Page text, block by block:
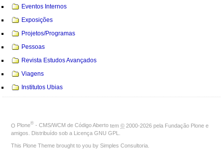
Eventos Internos
Exposições
Projetos/Programas
Pessoas
Revista Estudos Avançados
Viagens
Institutos Ubias
O Plone® - CMS/WCM de Código Aberto tem © 2000-2026 pela Fundação Plone e
amigos. Distribuído sob a Licença GNU GPL.
This Plone Theme brought to you by Simples Consultoria.